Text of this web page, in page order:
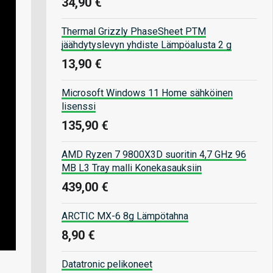
Thermal Grizzly PhaseSheet PTM
jäähdytyslevyn yhdiste Lämpöalusta 2 g
13,90 €
Microsoft Windows 11 Home sähköinen
lisenssi
135,90 €
AMD Ryzen 7 9800X3D suoritin 4,7 GHz 96
MB L3 Tray malli Konekasauksiin
439,00 €
ARCTIC MX-6 8g Lämpötahna
8,90 €
Datatronic pelikoneet